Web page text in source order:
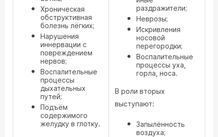
Хроническая
обструктивная
болезнь лёгких;
Нарушения
иннервации с
повреждением
нервов;
Воспалительные
процессы
дыхательных
путей;
Подъём
содержимого
желудку в глотку.
раздражители;
Неврозы;
Искривления
носовой
перегородки;
Воспалительные
процессы уха,
горла, носа.
В роли вторых
выступают:
Запылённость
воздуха;